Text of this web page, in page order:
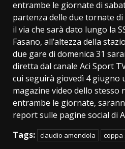
entrambe le giornate di
partenza delle due tornate di
il via che sarà dato lungo la
Fasano, all’altezza della
due gare di domenica 31
diretta dal canale Aci Sport
cui seguirà giovedì 4 giugno
magazine video dello stesso
entrambe le giornate,
report sulle pagine social di
Tags: claudio amendola coppa